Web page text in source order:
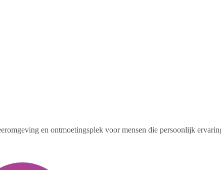
en ontmoetingsplek voor mensen die persoonlijk